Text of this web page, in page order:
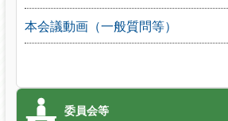
本会議動画（一般質問等）